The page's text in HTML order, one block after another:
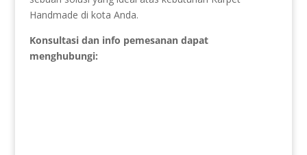
Handmade di kota Anda.
Konsultasi dan info pemesanan dapat
menghubungi: